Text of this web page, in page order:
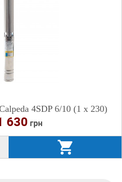
4SDP 6/10 (1 х 230)
630 грн